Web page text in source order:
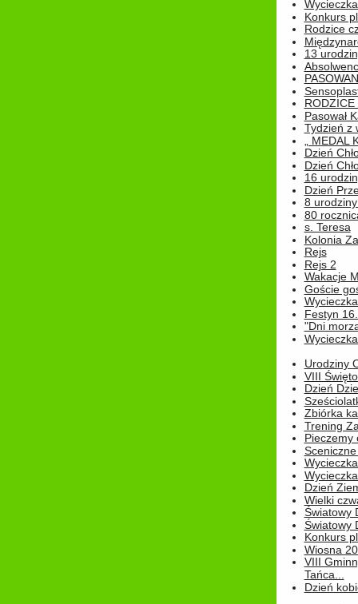
Konkurs
Rodzice
13
Pasował
Tydzień z
„
Dzień
Dzień
16
Dzień
8
80
s. Teresa
Kolonia
Rejs
Rejs 2
Wakacje
Goście
Festyn
"Dni
Urodziny
VIII
Dzień
Zbiórka
Trening
Pieczemy
Dzień
Wielki
Światowy
Światowy
Konkurs
Wiosna
VIII
Tańca...
Dzień